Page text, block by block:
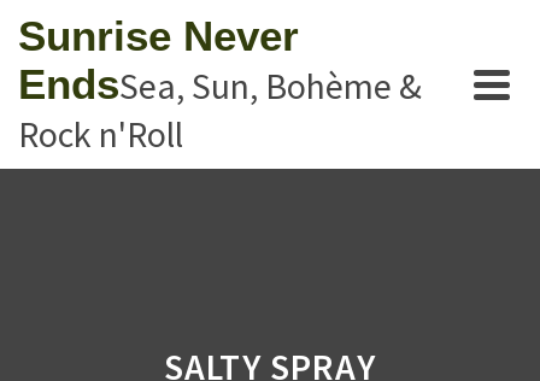
Sunrise Never
EndsSea, Sun, Bohème &
Rock n'Roll
SALTY SPRAY